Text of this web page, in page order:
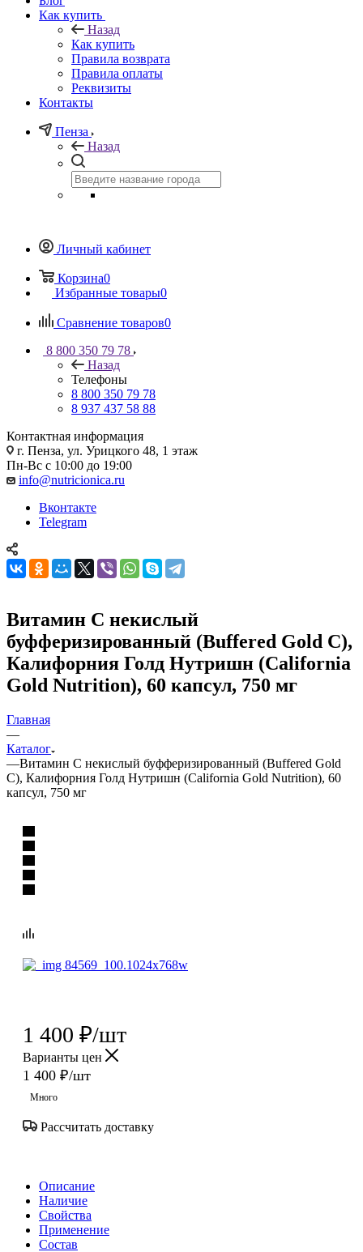
Как купить
Назад
Как купить
Правила возврата
Правила оплаты
Реквизиты
Контакты
Пенза
Назад
Личный кабинет
Корзина0
Избранные товары0
Сравнение товаров0
8 800 350 79 78
Назад
Телефоны
8 800 350 79 78
8 937 437 58 88
Контактная информация
г. Пенза, ул. Урицкого 48, 1 этаж
Пн-Вс с 10:00 до 19:00
info@nutricionica.ru
Вконтакте
Telegram
Витамин C некислый
буфферизированный (Buffered Gold C),
Калифорния Голд Нутришн (California
Gold Nutrition), 60 капсул, 750 мг
Главная
—
Каталог
—Витамин C некислый буфферизированный (Buffered Gold
C), Калифорния Голд Нутришн (California Gold Nutrition), 60
капсул, 750 мг
1 400 ₽/шт
Варианты цен
1 400 ₽/шт
Много
Рассчитать доставку
Описание
Наличие
Свойства
Применение
Состав